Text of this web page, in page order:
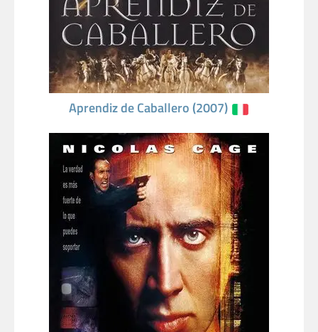
Aprendiz de Caballero (2007)